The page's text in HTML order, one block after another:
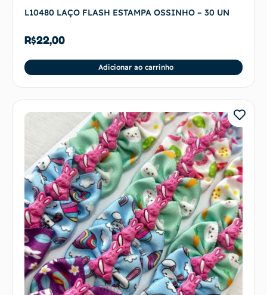
L10480 LAÇO FLASH ESTAMPA OSSINHO – 30 UN
R$22,00
Adicionar ao carrinho